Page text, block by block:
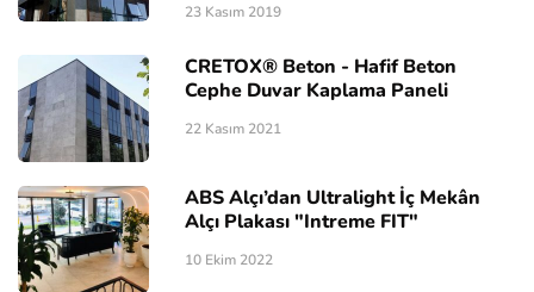
23 Kasım 2019
CRETOX® Beton - Hafif Beton
Cephe Duvar Kaplama Paneli
22 Kasım 2021
ABS Alçı’dan Ultralight İç Mekân
Alçı Plakası "Intreme FIT"
10 Ekim 2022